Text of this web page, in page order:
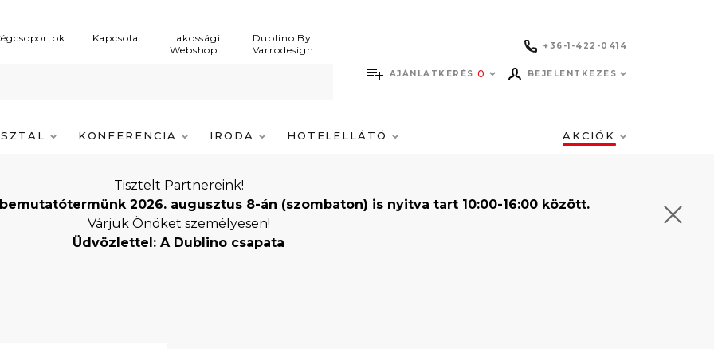
Kapcsolat
Lakossági
Webshop
Dublino By
Varrodesign
+36-1-422-0414
AJÁNLATKÉRÉS 0 BEJELENTKEZÉS
KONFERENCIA IRODA HOTELELLÁTÓ AKCIÓK
Tisztelt Partnereink!
2026. augusztus 8-án (szombaton) is nyitva tart 10:00-16:00 között.
Várjuk Önöket személyesen!
Üdvözlettel: A Dublino csapata